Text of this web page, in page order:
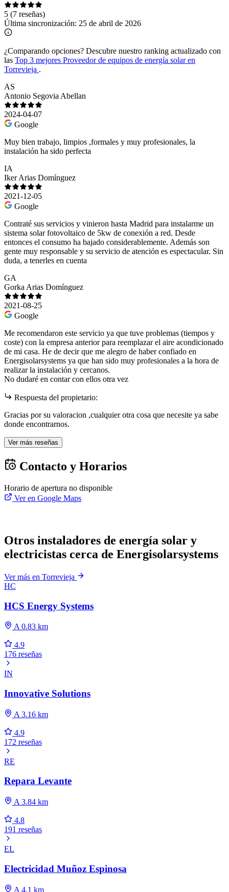
5 (7 reseñas)
Última sincronización: 25 de abril de 2026
¿Comparando opciones? Descubre nuestro ranking actualizado con
las Top 3 mejores Proveedor de equipos de energía solar en
Torrevieja .
AS
Antonio Segovia Abellan
2024-04-07
Google
Muy bien trabajo, limpios ,formales y muy profesionales, la
instalación ha sido perfecta
IA
Iker Arias Domínguez
2021-12-05
Google
Contraté sus servicios y vinieron hasta Madrid para instalarme un
sistema solar fotovoltaico de 5kw de conexión a red. Desde
entonces el consumo ha bajado considerablemente. Además son
gente muy responsable y su servicio de atención es espectacular. Sin
duda, a tenerles en cuenta
GA
Gorka Arias Domínguez
2021-08-25
Google
Me recomendaron este servicio ya que tuve problemas (tiempos y
coste) con la empresa anterior para reemplazar el aire acondicionado
de mi casa. He de decir que me alegro de haber confiado en
Energisolarsystems ya que han sido muy profesionales a la hora de
realizar la instalación y cercanos.
No dudaré en contar con ellos otra vez
Respuesta del propietario:
Gracias por su valoracion ,cualquier otra cosa que necesite ya sabe
donde encontrarnos.
Ver más reseñas
Contacto y Horarios
Horario de apertura no disponible
Ver en Google Maps
Otros instaladores de energía solar y
electricistas cerca de Energisolarsystems
Ver más en Torrevieja
HC
HCS Energy Systems
A 0.83 km
4.9
176 reseñas
IN
Innovative Solutions
A 3.16 km
4.9
172 reseñas
RE
Repara Levante
A 3.84 km
4.8
191 reseñas
EL
Electricidad Muñoz Espinosa
A 4.1 km